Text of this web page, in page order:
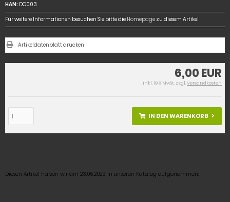
6,00 EUR
inkl. 19 % MwSt. zzgl.Versandkosten
IN DEN WARENKORB
HAN: DC003
Für weitere Informationen besuchen Sie bitte die Homepage zu diesem Artikel.
Artikeldatenblatt drucken
Diesen Artikel haben wir am 23.06.2023 in unseren Katalog aufgenommen.